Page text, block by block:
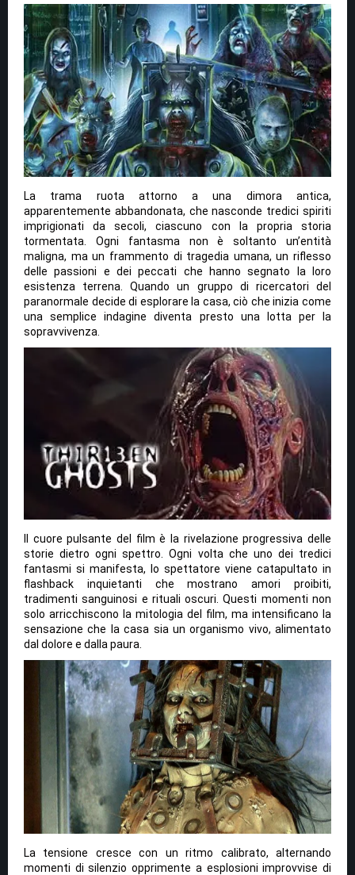
La trama ruota attorno a una dimora antica,
apparentemente abbandonata, che nasconde tredici spiriti
imprigionati da secoli, ciascuno con la propria storia
tormentata. Ogni fantasma non è soltanto un’entità
maligna, ma un frammento di tragedia umana, un riflesso
delle passioni e dei peccati che hanno segnato la loro
esistenza terrena. Quando un gruppo di ricercatori del
paranormale decide di esplorare la casa, ciò che inizia come
una semplice indagine diventa presto una lotta per la
sopravvivenza.
Il cuore pulsante del film è la rivelazione progressiva delle
storie dietro ogni spettro. Ogni volta che uno dei tredici
fantasmi si manifesta, lo spettatore viene catapultato in
flashback inquietanti che mostrano amori proibiti,
tradimenti sanguinosi e rituali oscuri. Questi momenti non
solo arricchiscono la mitologia del film, ma intensificano la
sensazione che la casa sia un organismo vivo, alimentato
dal dolore e dalla paura.
La tensione cresce con un ritmo calibrato, alternando
momenti di silenzio opprimente a esplosioni improvvise di